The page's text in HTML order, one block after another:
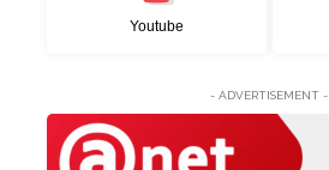
Youtube
- ADVERTISEMENT -